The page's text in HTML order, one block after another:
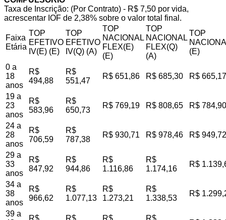
Taxa de Inscrição: (Por Contrato) - R$ 7,50 por vida,
acrescentar IOF de 2,38% sobre o valor total final.
Faixa
Etária
TOP
EFETIVO
IV(E) (E)
TOP
EFETIVO
IV(Q) (A)
TOP
NACIONAL
FLEX(E)
(E)
TOP
NACIONAL
FLEX(Q)
(A)
TOP
(E)
0 a
18
anos
R$
494,88
R$
551,47
R$ 651,86 R$ 685,30 R$ 665,17
19 a
23
anos
R$
583,96
R$
650,73
R$ 769,19 R$ 808,65 R$ 784,90
24 a
28
anos
R$
706,59
R$
787,38
R$ 930,71 R$ 978,46 R$ 949,72
29 a
33
anos
R$
847,92
R$
944,86
R$
1.116,86
R$
1.174,16
R$
34 a
38
anos
R$
966,62
R$
1.077,13
R$
1.273,21
R$
1.338,53
R$
39 a